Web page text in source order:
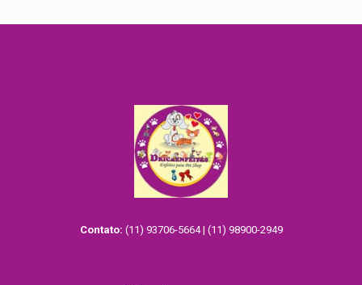
Contato: (11) 93706-5664 | (11) 98900-2949